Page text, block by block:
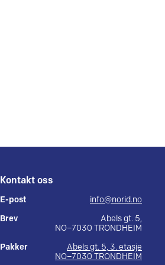
Kontakt oss
E-post
info@norid.no
Brev
Abels gt. 5,
NO–7030 TRONDHEIM
Pakker
Abels gt. 5, 3. etasje
NO–7030 TRONDHEIM